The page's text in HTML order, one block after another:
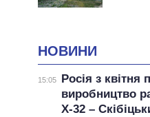
НОВИНИ
15:05
Росія з квітня
виробництво
Х-32 –